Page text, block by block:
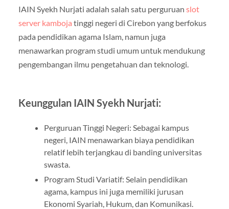
IAIN Syekh Nurjati adalah salah satu perguruan slot
server kamboja tinggi negeri di Cirebon yang berfokus
pada pendidikan agama Islam, namun juga
menawarkan program studi umum untuk mendukung
pengembangan ilmu pengetahuan dan teknologi.
Keunggulan IAIN Syekh Nurjati:
Perguruan Tinggi Negeri: Sebagai kampus
negeri, IAIN menawarkan biaya pendidikan
relatif lebih terjangkau di banding universitas
swasta.
Program Studi Variatif: Selain pendidikan
agama, kampus ini juga memiliki jurusan
Ekonomi Syariah, Hukum, dan Komunikasi.